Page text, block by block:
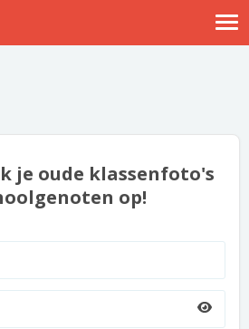
Help
je oude klassenfoto's
op!